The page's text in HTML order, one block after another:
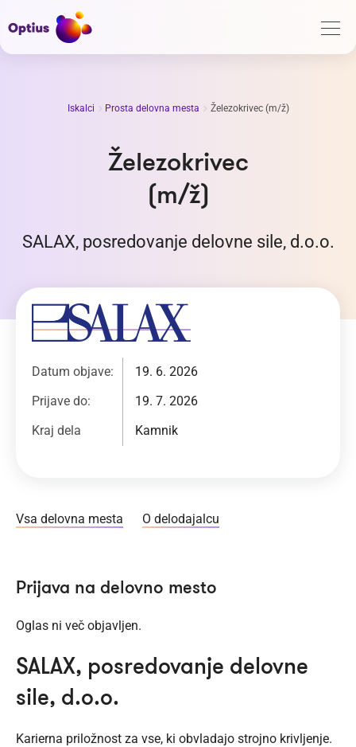
Iskalci Prosta delovna mesta Železokrivec (m/ž)
Železokrivec
(m/ž)
SALAX, posredovanje delovne sile, d.o.o.
Datum objave:
19. 6. 2026
Prijave do:
19. 7. 2026
Kraj dela
Kamnik
Vsa delovna mesta O delodajalcu
Prijava na delovno mesto
Oglas ni več objavljen.
SALAX, posredovanje delovne
sile, d.o.o.
Karierna priložnost za vse, ki obvladajo strojno krivljenje.